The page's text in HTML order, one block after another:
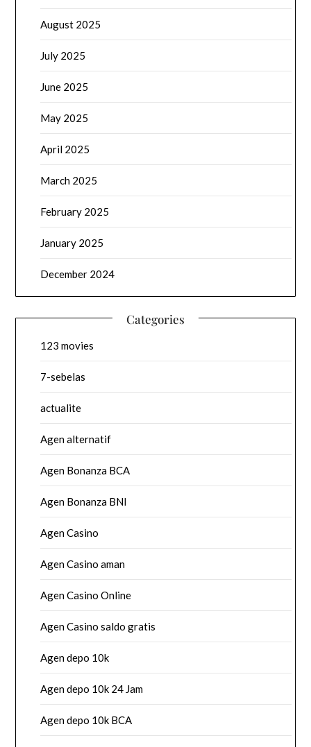
August 2025
July 2025
June 2025
May 2025
April 2025
March 2025
February 2025
January 2025
December 2024
Categories
123 movies
7-sebelas
actualite
Agen alternatif
Agen Bonanza BCA
Agen Bonanza BNI
Agen Casino
Agen Casino aman
Agen Casino Online
Agen Casino saldo gratis
Agen depo 10k
Agen depo 10k 24 Jam
Agen depo 10k BCA